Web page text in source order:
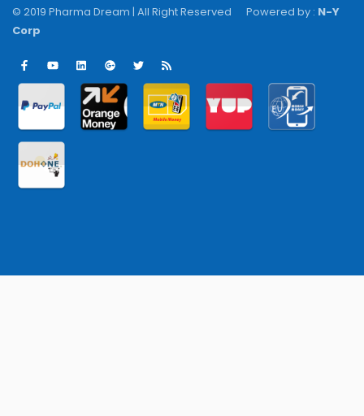
© 2019 Pharma Dream | All Right Reserved Powered by : N-Y
Corp